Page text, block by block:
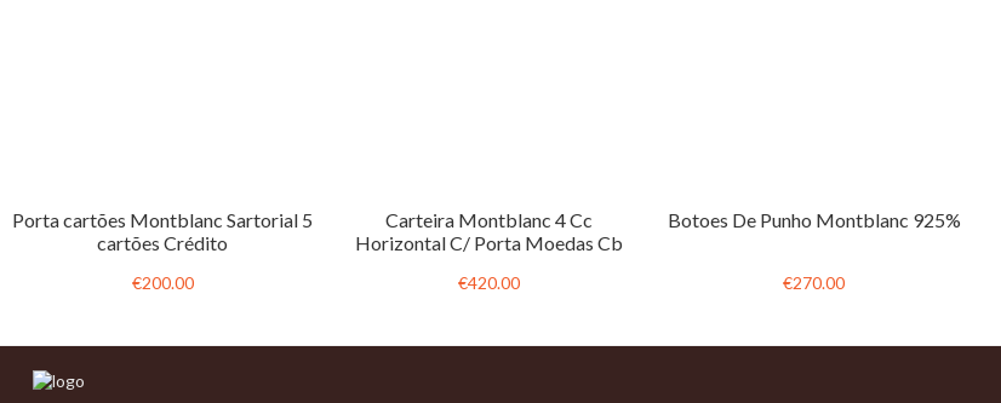
Porta cartões Montblanc Sartorial 5
cartões Crédito
€200.00
Carteira Montblanc 4 Cc
Horizontal C/ Porta Moedas Cb
€420.00
Botoes De Punho Montblanc 925%
€270.00